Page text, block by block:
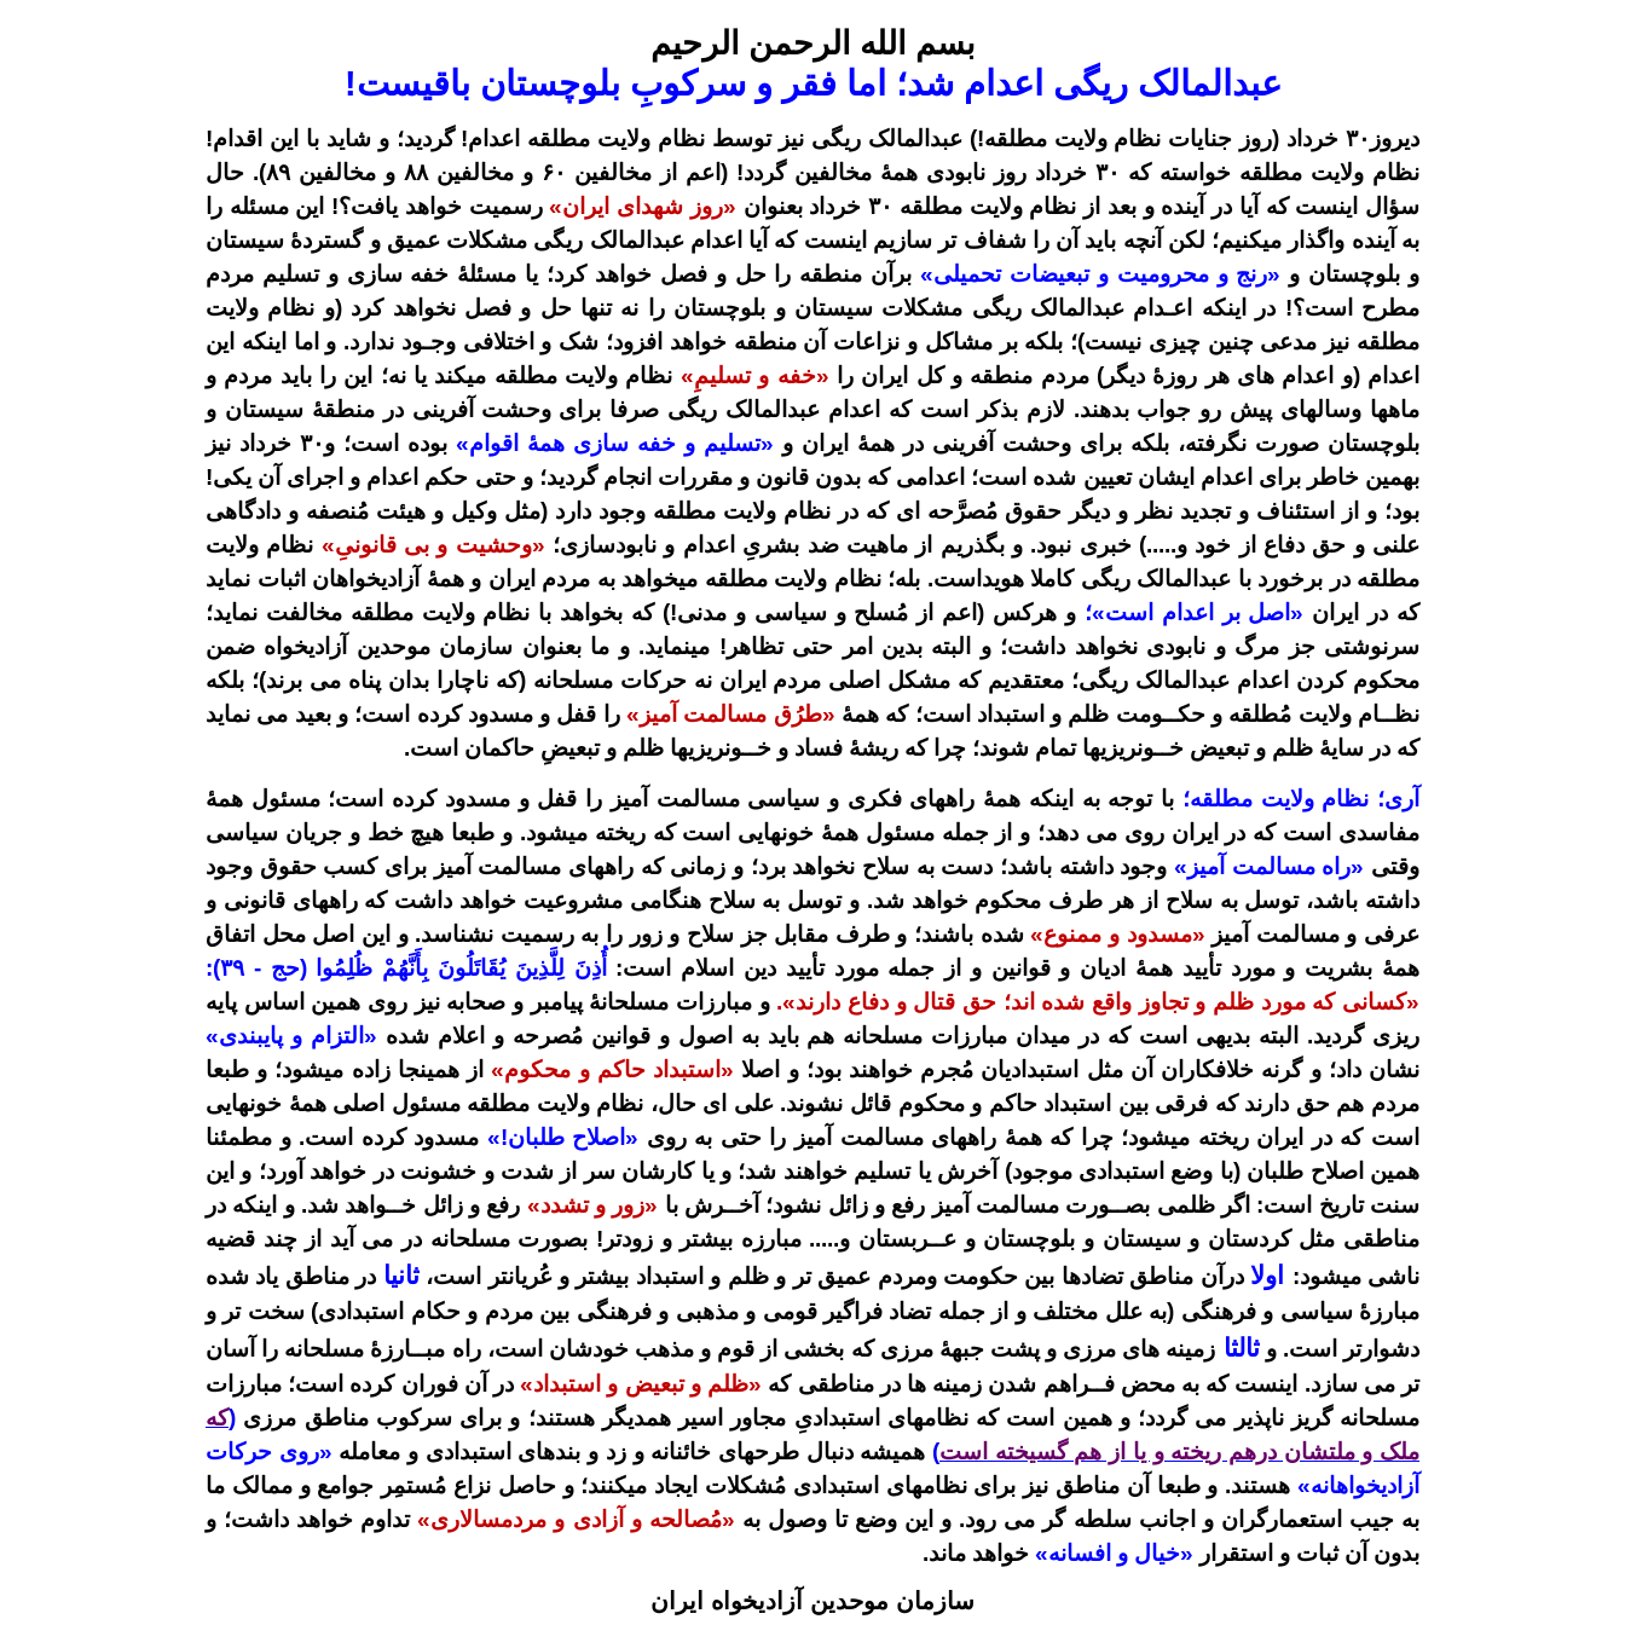
بسم الله الرحمن الرحيم
عبدالمالک ریگی اعدام شد؛ اما فقر و سرکوبِ بلوچستان باقیست!
دیروز ۳۰ خرداد (روز جنایات نظام ولایت مطلقه!) عبدالمالک ریگی نیز توسط نظام ولایت مطلقه اعدام! گردید؛ و شاید با این اقدام!
نظام ولایت مطلقه خواسته که ۳۰ خرداد روز نابودی همۀ مخالفین گردد! (اعم از مخالفین ۶۰ و مخالفین۸۸ و مخالفین۸۹). حال
سؤال اینست که آیا در آینده و بعد از نظام ولایت مطلقه ۳۰خرداد بعنوان «روز شهدای ایران»رسمیت خواهد یافت؟! این مسئله را
به آینده واگذار میکنیم؛ لکن آنچه باید آن را شفاف تر سازیم اینست که آیا اعدام عبدالمالک ریگی مشکلات عمیق و گستردۀ سیستان
و بلوچستان و «رنج و محرومیت و تبعیضات تحمیلی»برآن منطقه را حل و فصل خواهد کرد؛ یا مسئلۀ خفه سازی و تسلیم مردم
مطرح است؟! در اینکه اعـدام عبدالمالک ریگی مشکلات سیستان و بلوچستان را نه تنها حل و فصل نخواهد کرد (و نظام ولایت
مطلقه نیز مدعی چنین چیزی نیست)؛ بلکه بر مشاکل و نزاعات آن منطقه خواهد افزود؛ شک و اختلافی وجـود ندارد. و اما اینکه این
اعدام (و اعدام های هر روزۀ دیگر) مردم منطقه و کل ایران را
«خفه و تسلیمِ» نظام ولایت مطلقه میکند یا نه؛ این را باید مردم و
ماهها وسالهای پیش رو جواب بدهند. لازم بذکر است که اعدام عبدالمالک ریگی صرفا برای وحشت آفرینی در منطقۀ سیستان و
بلوچستان صورت نگرفته، بلکه برای وحشت آفرینی در همۀ ایران و «تسلیم و خفه سازی همۀ اقوام» بوده است؛ و۳۰ خرداد نیز
بهمین خاطر برای اعدام ایشان تعیین شده است؛ اعدامی که بدون قانون و مقررات انجام گردید؛ و حتی حکم اعدام و اجرای آن یکی!
بود؛ و از استئناف و تجدید نظر و دیگر حقوق مُصرَّحه ای که در نظام ولایت مطلقه وجود دارد (مثل وکیل و هیئت مُنصفه و دادگاهی
علنی و حق دفاع از خود و.....) خبری نبود. و بگذریم از ماهیت ضد بشریِ اعدام و نابودسازی؛ «وحشیت و بی قانونیِ» نظام ولایت
مطلقه در برخورد با عبدالمالک ریگی کاملا هویداست. بله؛ نظام ولایت مطلقه میخواهد به مردم ایران و همۀ آزادیخواهان اثبات نماید
که در ایران «اصل بر اعدام است»؛و هرکس (اعم از مُسلح و سیاسی و مدنی!) که بخواهد با نظام ولایت مطلقه مخالفت نماید؛
سرنوشتی جز مرگ و نابودی نخواهد داشت؛ و البته بدین امر حتی تظاهر! مینماید. و ما بعنوان سازمان موحدین آزادیخواه ضمن
محکوم کردن اعدام عبدالمالک ریگی؛ معتقدیم که مشکل اصلی مردم ایران نه حرکات مسلحانه (که ناچارا بدان پناه می برند)؛ بلکه
نظــام ولایت مُطلقه و حکــومت ظلم و استبداد است؛ که همۀ «طرُق مسالمت آمیز»را قفل و مسدود کرده است؛ و بعید می نماید
که در سایۀ ظلم و تبعیض خــونریزیها تمام شوند؛ چرا که ریشۀ فساد و خــونریزیها ظلم و تبعیضِ حاکمان است.
آری؛ نظام ولایت مطلقه؛ با توجه به اینکه همۀ راههای فکری و سیاسی مسالمت آمیز را قفل و مسدود کرده است؛ مسئول همۀ
مفاسدی است که در ایران روی می دهد؛ و از جمله مسئول همۀ خونهایی است که ریخته میشود. و طبعا هیچ خط و جریان سیاسی
وقتی «راه مسالمت آمیز» وجود داشته باشد؛ دست به سلاح نخواهد برد؛ و زمانی که راههای مسالمت آمیز برای کسب حقوق وجود
داشته باشد، توسل به سلاح از هر طرف محکوم خواهد شد. و توسل به سلاح هنگامی مشروعیت خواهد داشت که راههای قانونی و
عرفی و مسالمت آمیز «مسدود و ممنوع»شده باشند؛ و طرف مقابل جز سلاح و زور را به رسمیت نشناسد. و این اصل محل اتفاق
همۀ بشریت و مورد تأیید همۀ ادیان و قوانین و از جمله مورد تأیید دین اسلام است:
أُذِنَ لِلَّذِينَ يُقَاتَلُونَ بِأَنَّهُمْ ظُلِمُوا (حج - ۳۹):
«کسانی که مورد ظلم و تجاوز واقع شده اند؛ حق قتال و دفاع دارند».و مبارزات مسلحانۀ پیامبر و صحابه نیز روی همین اساس پایه
ریزی گردید. البته بدیهی است که در میدان مبارزات مسلحانه هم باید به اصول و قوانین مُصرحه و اعلام شده «التزام و پایبندی»
نشان داد؛ و گرنه خلافکاران آن مثل استبدادیان مُجرم خواهند بود؛ و اصلا «استبداد حاکم و محکوم» از همینجا زاده میشود؛ و طبعا
مردم هم حق دارند که فرقی بین استبداد حاکم و محکوم قائل نشوند.علی ای حال، نظام ولایت مطلقه مسئول اصلی همۀ خونهایی
است که در ایران ریخته میشود؛ چرا که همۀ راههای مسالمت آمیز را حتی به روی «اصلاح طلبان!» مسدود کرده است. و مطمئنا
همین اصلاح طلبان (با وضع استبدادی موجود) آخرش یا تسلیم خواهند شد؛ و یا کارشان سر از شدت و خشونت در خواهد آورد؛ و این
سنت تاریخ است: اگر ظلمی بصــورت مسالمت آمیز رفع و زائل نشود؛ آخــرش با «زور و تشدد» رفع و زائل خــواهد شد. و اینکه در
مناطقی مثل کردستان و سیستان و بلوچستان و عــربستان و..... مبارزه بیشتر و زودتر! بصورت مسلحانه در می آید از چند قضیه
ناشی میشود:
اولا درآن مناطق تضادها بین حکومت ومردم عمیق تر و ظلم و استبداد بیشتر و عُریانتر است،ثانیا در مناطق یاد شده
مبارزۀ سیاسی و فرهنگی (به علل مختلف و از جمله تضاد فراگیر قومی و مذهبی و فرهنگی بین مردم و حکام استبدادی) سخت تر و
دشوارتر است. وثالثا زمینه های مرزی و پشت جبهۀ مرزی که بخشی از قوم و مذهب خودشان است، راه مبــارزۀ مسلحانه را آسان
تر می سازد. اینست که به محض فــراهم شدن زمینه ها در مناطقی که «ظلم و تبعیض و استبداد» در آن فوران کرده است؛ مبارزات
مسلحانه گریز ناپذیر می گردد؛ و همین است که نظامهای استبدادیِ مجاور اسیر همدیگر هستند؛ و برای سرکوب مناطق مرزی (که
ملک و ملتشان درهم ریخته و یا از هم گسیخته است) همیشه دنبال طرحهای خائنانه و زد و بندهای استبدادی و معامله «روی حرکات
آزادیخواهانه» هستند. و طبعا آن مناطق نیز برای نظامهای استبدادی مُشکلات ایجاد میکنند؛ و حاصل نزاع مُستمِر جوامع و ممالک ما
به جیب استعمارگران و اجانب سلطه گر می رود. و این وضع تا وصول به «مُصالحه و آزادی و مردمسالاری»تداوم خواهد داشت؛ و
بدون آن ثبات و استقرار «خیال و افسانه» خواهد ماند.
سازمان موحدین آزادیخواه ایران